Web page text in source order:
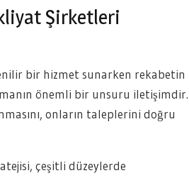
Şirketleri
bir hizmet sunarken rekabetin
önemli bir unsuru iletişimdir.
onların taleplerini doğru
çeşitli düzeylerde